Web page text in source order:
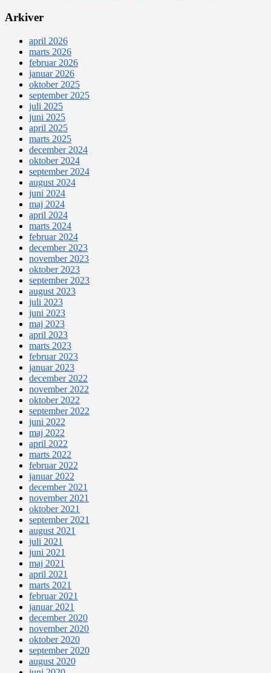
Arkiver
april 2026
marts 2026
februar 2026
januar 2026
oktober 2025
september 2025
juli 2025
juni 2025
april 2025
marts 2025
december 2024
oktober 2024
september 2024
august 2024
juni 2024
maj 2024
april 2024
marts 2024
februar 2024
december 2023
november 2023
oktober 2023
september 2023
august 2023
juli 2023
juni 2023
maj 2023
april 2023
marts 2023
februar 2023
januar 2023
december 2022
november 2022
oktober 2022
september 2022
juni 2022
maj 2022
april 2022
marts 2022
februar 2022
januar 2022
december 2021
november 2021
oktober 2021
september 2021
august 2021
juli 2021
juni 2021
maj 2021
april 2021
marts 2021
februar 2021
januar 2021
december 2020
november 2020
oktober 2020
september 2020
august 2020